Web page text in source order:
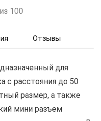
100
Отзывы
для
с расстояния до 50
размер, а также
мини разъем